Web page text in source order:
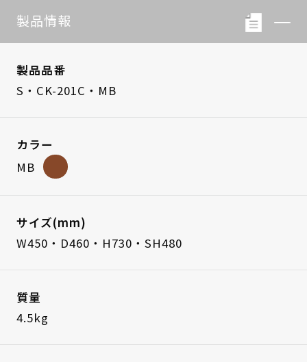
製品情報
製品品番
S・CK-201C・MB
カラー
MB
サイズ(mm)
W450・D460・H730・SH480
質量
4.5kg